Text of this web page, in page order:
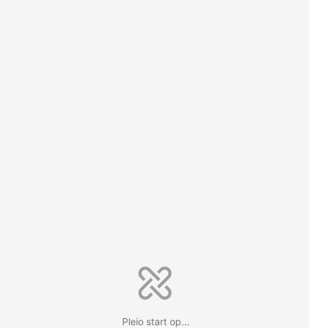
Pleio start op...